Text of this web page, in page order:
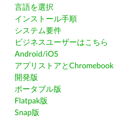
言語を選択
インストール手順
システム要件
ビジネスユーザーはこちら
Android/iOS
アプリストアとChromebook
開発版
ポータブル版
Flatpak版
Snap版